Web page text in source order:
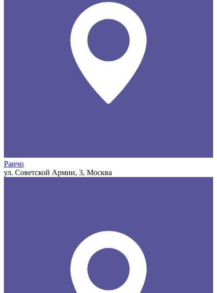
Ранчо
ул. Советской Армии, 3, Москва